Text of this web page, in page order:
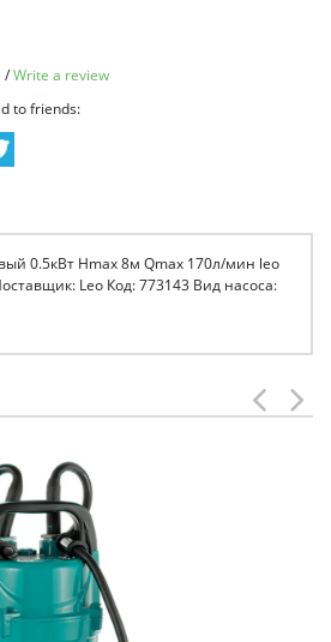
/Write a review
to friends:
0.5кВт Hmax 8м Qmax 170л/мин leo
Leo Код: 773143 Вид насоса: